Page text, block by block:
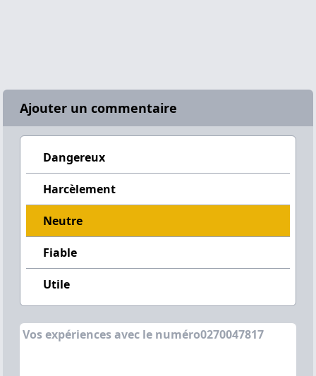
Ajouter un commentaire
Dangereux
Harcèlement
Neutre
Fiable
Utile